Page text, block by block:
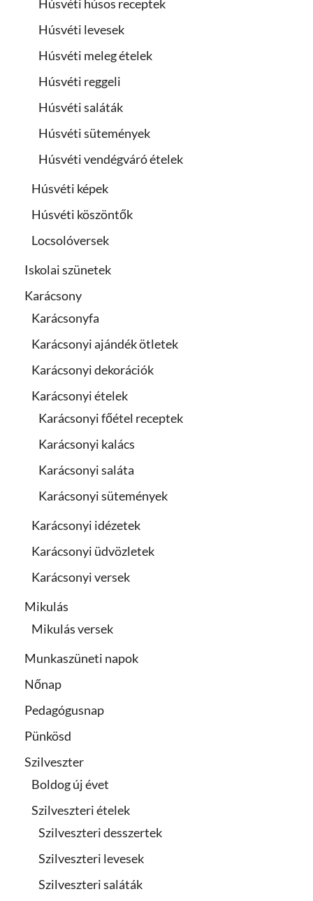
Húsvéti húsos receptek
Húsvéti levesek
Húsvéti meleg ételek
Húsvéti reggeli
Húsvéti saláták
Húsvéti sütemények
Húsvéti vendégváró ételek
Húsvéti képek
Húsvéti köszöntők
Locsolóversek
Iskolai szünetek
Karácsony
Karácsonyfa
Karácsonyi ajándék ötletek
Karácsonyi dekorációk
Karácsonyi ételek
Karácsonyi főétel receptek
Karácsonyi kalács
Karácsonyi saláta
Karácsonyi sütemények
Karácsonyi idézetek
Karácsonyi üdvözletek
Karácsonyi versek
Mikulás
Mikulás versek
Munkaszüneti napok
Nőnap
Pedagógusnap
Pünkösd
Szilveszter
Boldog új évet
Szilveszteri ételek
Szilveszteri desszertek
Szilveszteri levesek
Szilveszteri saláták